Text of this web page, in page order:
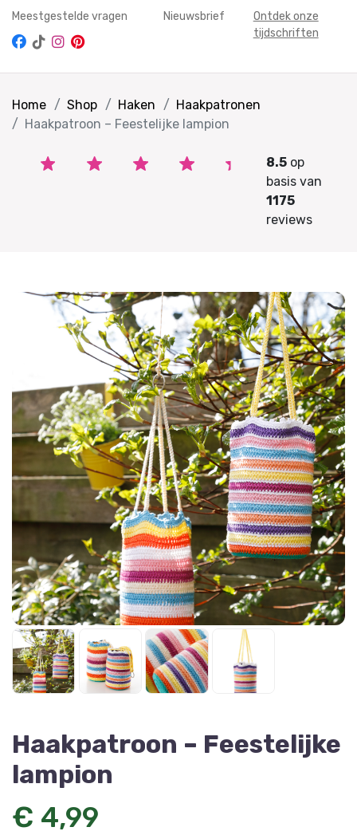
Meestgestelde vragen Nieuwsbrief
Ontdek onze
tijdschriften
Home Shop Haken
Haakpatronen
Haakpatroon – Feestelijke lampion
8.5op
basis van
1175
reviews
Haakpatroon – Feestelijke
lampion
€ 4,99